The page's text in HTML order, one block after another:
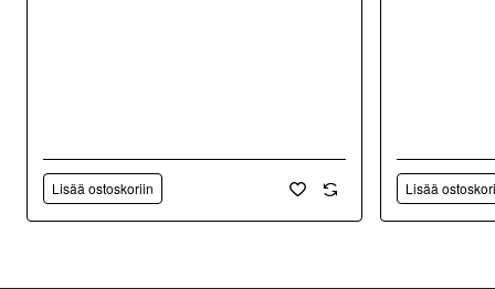
Lisää ostoskoriin Lisää